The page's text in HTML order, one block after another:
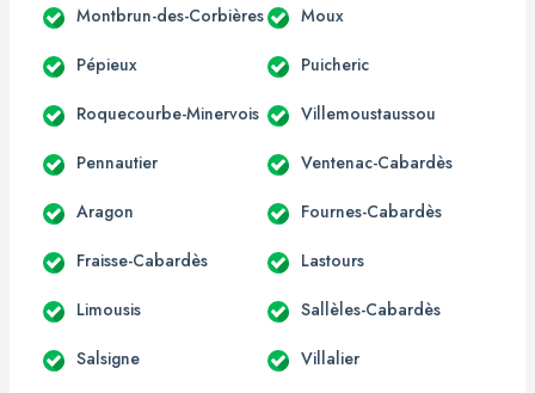
Montbrun-des-Corbières Moux
Pépieux Puicheric
Roquecourbe-Minervois Villemoustaussou
Pennautier Ventenac-Cabardès
Aragon Fournes-Cabardès
Fraisse-Cabardès Lastours
Limousis Sallèles-Cabardès
Salsigne Villalier